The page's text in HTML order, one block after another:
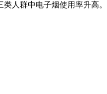
人群中电子烟使用率升高。